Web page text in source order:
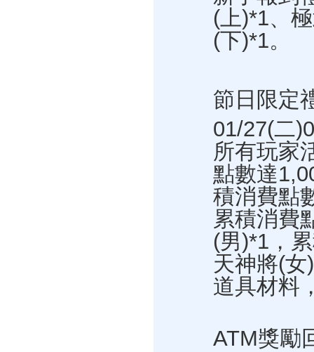
(上)*1、
(下)*1。
節日限定
01/27(二
所有玩家
點數達
積消費點
累積消費
(男)*1，
天神將(
道具材料
ATM獎勵